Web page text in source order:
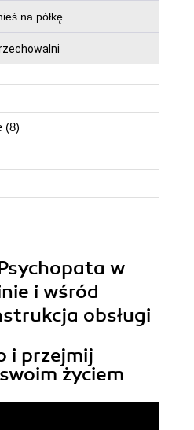
na półkę
(8)
w
i wśród
obsługi
i przejmij
życiem